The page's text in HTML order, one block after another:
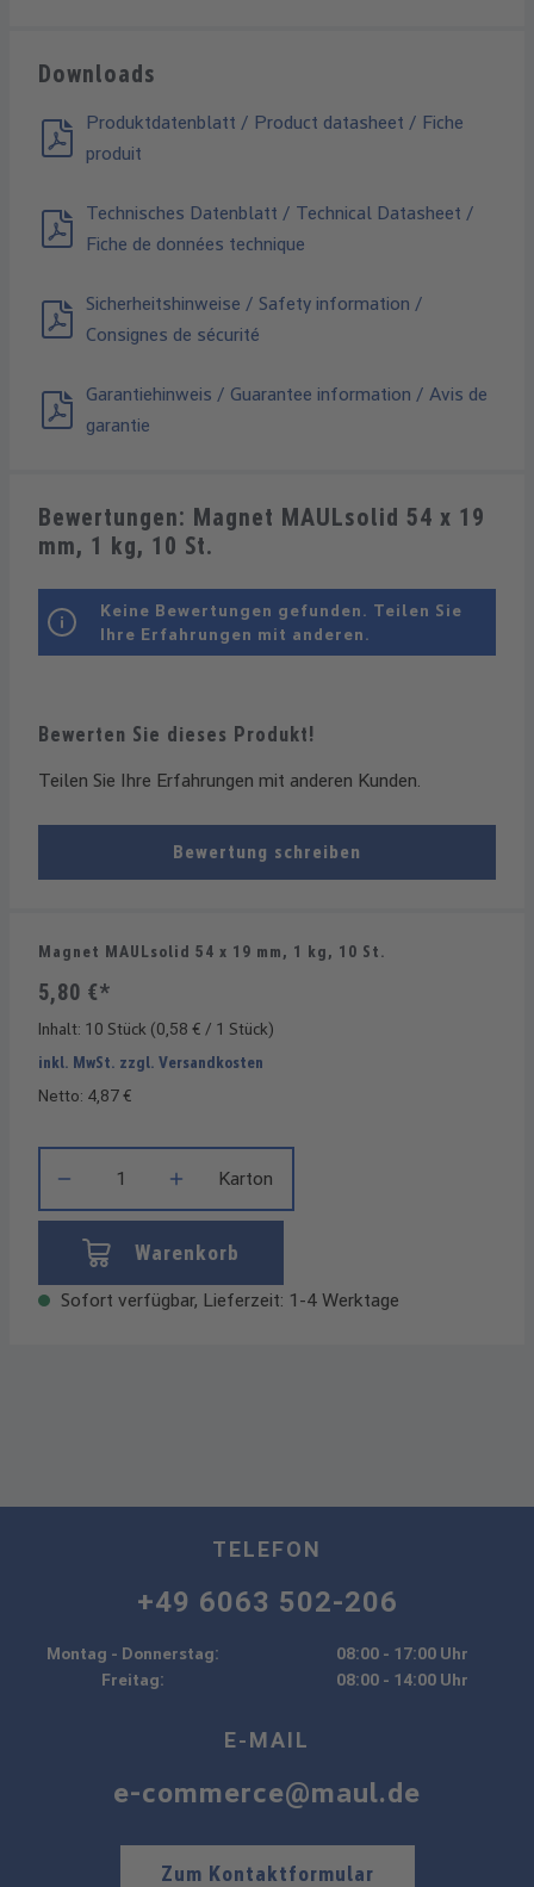
Downloads
Produktdatenblatt / Product datasheet / Fiche
produit
Technisches Datenblatt / Technical Datasheet /
Fiche de données technique
Sicherheitshinweise / Safety information /
Consignes de sécurité
Garantiehinweis / Guarantee information / Avis de
garantie
Bewertungen: Magnet MAULsolid 54 x 19
mm, 1 kg, 10 St.
Bewerten Sie dieses Produkt!
Teilen Sie Ihre Erfahrungen mit anderen Kunden.
Bewertung schreiben
Keine Bewertungen gefunden. Teilen Sie
Ihre Erfahrungen mit anderen.
Magnet MAULsolid 54 x 19 mm, 1 kg, 10 St.
5,80 €*
Inhalt: 10 Stück (0,58 € / 1 Stück)
inkl. MwSt. zzgl. Versandkosten
Netto: 4,87 €
Karton
Warenkorb
Sofort verfügbar, Lieferzeit: 1-4 Werktage
TELEFON
+49 6063 502-206
Montag - Donnerstag:
08:00 - 17:00 Uhr
Freitag:
08:00 - 14:00 Uhr
E-MAIL
e-commerce@maul.de
Zum Kontaktformular